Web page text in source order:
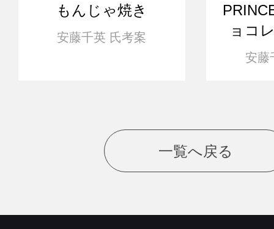
もんじゃ焼き
安藤千英 氏考案
ョコ
安藤
一覧へ戻る